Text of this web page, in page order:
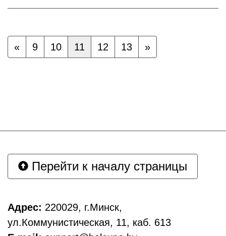
« 9 10 11 12 13 »
Перейти к началу страницы
Адрес: 220029, г.Минск,
ул.Коммунистическая, 11, каб. 613